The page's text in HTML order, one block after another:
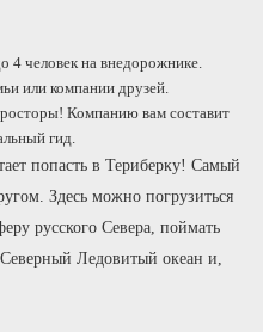
4 человек на внедорожнике.
или компании друзей.
Компанию вам составит
гид.
попасть в Териберку! Самый
Здесь можно погрузиться
русского Севера, поймать
Ледовитый океан и,